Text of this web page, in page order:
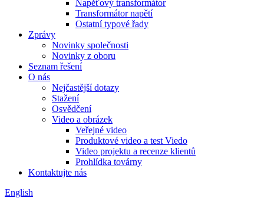
Napěťový transformátor
Transformátor napětí
Ostatní typové řady
Zprávy
Novinky společnosti
Novinky z oboru
Seznam řešení
O nás
Nejčastější dotazy
Stažení
Osvědčení
Video a obrázek
Veřejné video
Produktové video a test Viedo
Video projektu a recenze klientů
Prohlídka továrny
Kontaktujte nás
English